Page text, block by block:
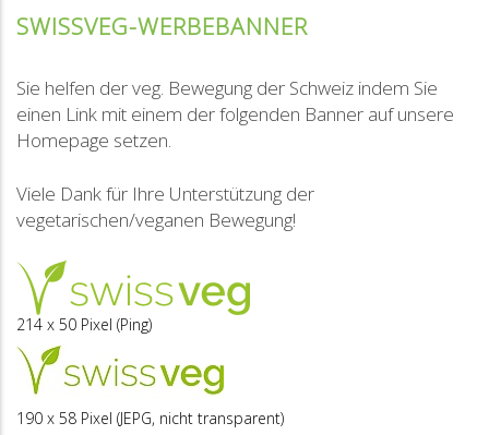
SWISSVEG-WERBEBANNER
Sie helfen der veg. Bewegung der Schweiz indem Sie
einen Link mit einem der folgenden Banner auf unsere
Homepage setzen.
Viele Dank für Ihre Unterstützung der
vegetarischen/veganen Bewegung!
214 x 50 Pixel (Ping)
190 x 58 Pixel (JEPG, nicht transparent)